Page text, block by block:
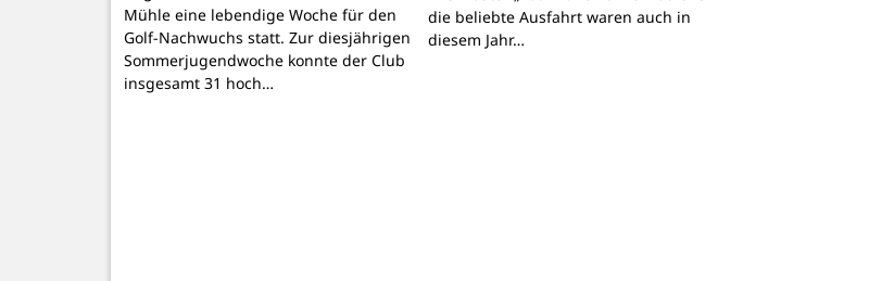
Mühle eine lebendige Woche für den
Golf-Nachwuchs statt. Zur diesjährigen
Sommerjugendwoche konnte der Club
insgesamt 31 hoch…
die beliebte Ausfahrt waren auch in
diesem Jahr…